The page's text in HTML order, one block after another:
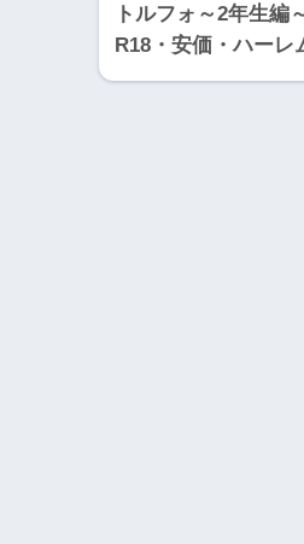
トルフォ～2年生編
R18・安価・ハーレ